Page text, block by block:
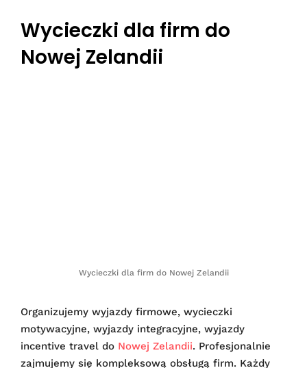
Wycieczki dla firm do
Nowej Zelandii
Wycieczki dla firm do Nowej Zelandii
Organizujemy wyjazdy firmowe, wycieczki
motywacyjne, wyjazdy integracyjne, wyjazdy
incentive travel do Nowej Zelandii. Profesjonalnie
zajmujemy się kompleksową obsługą firm. Każdy